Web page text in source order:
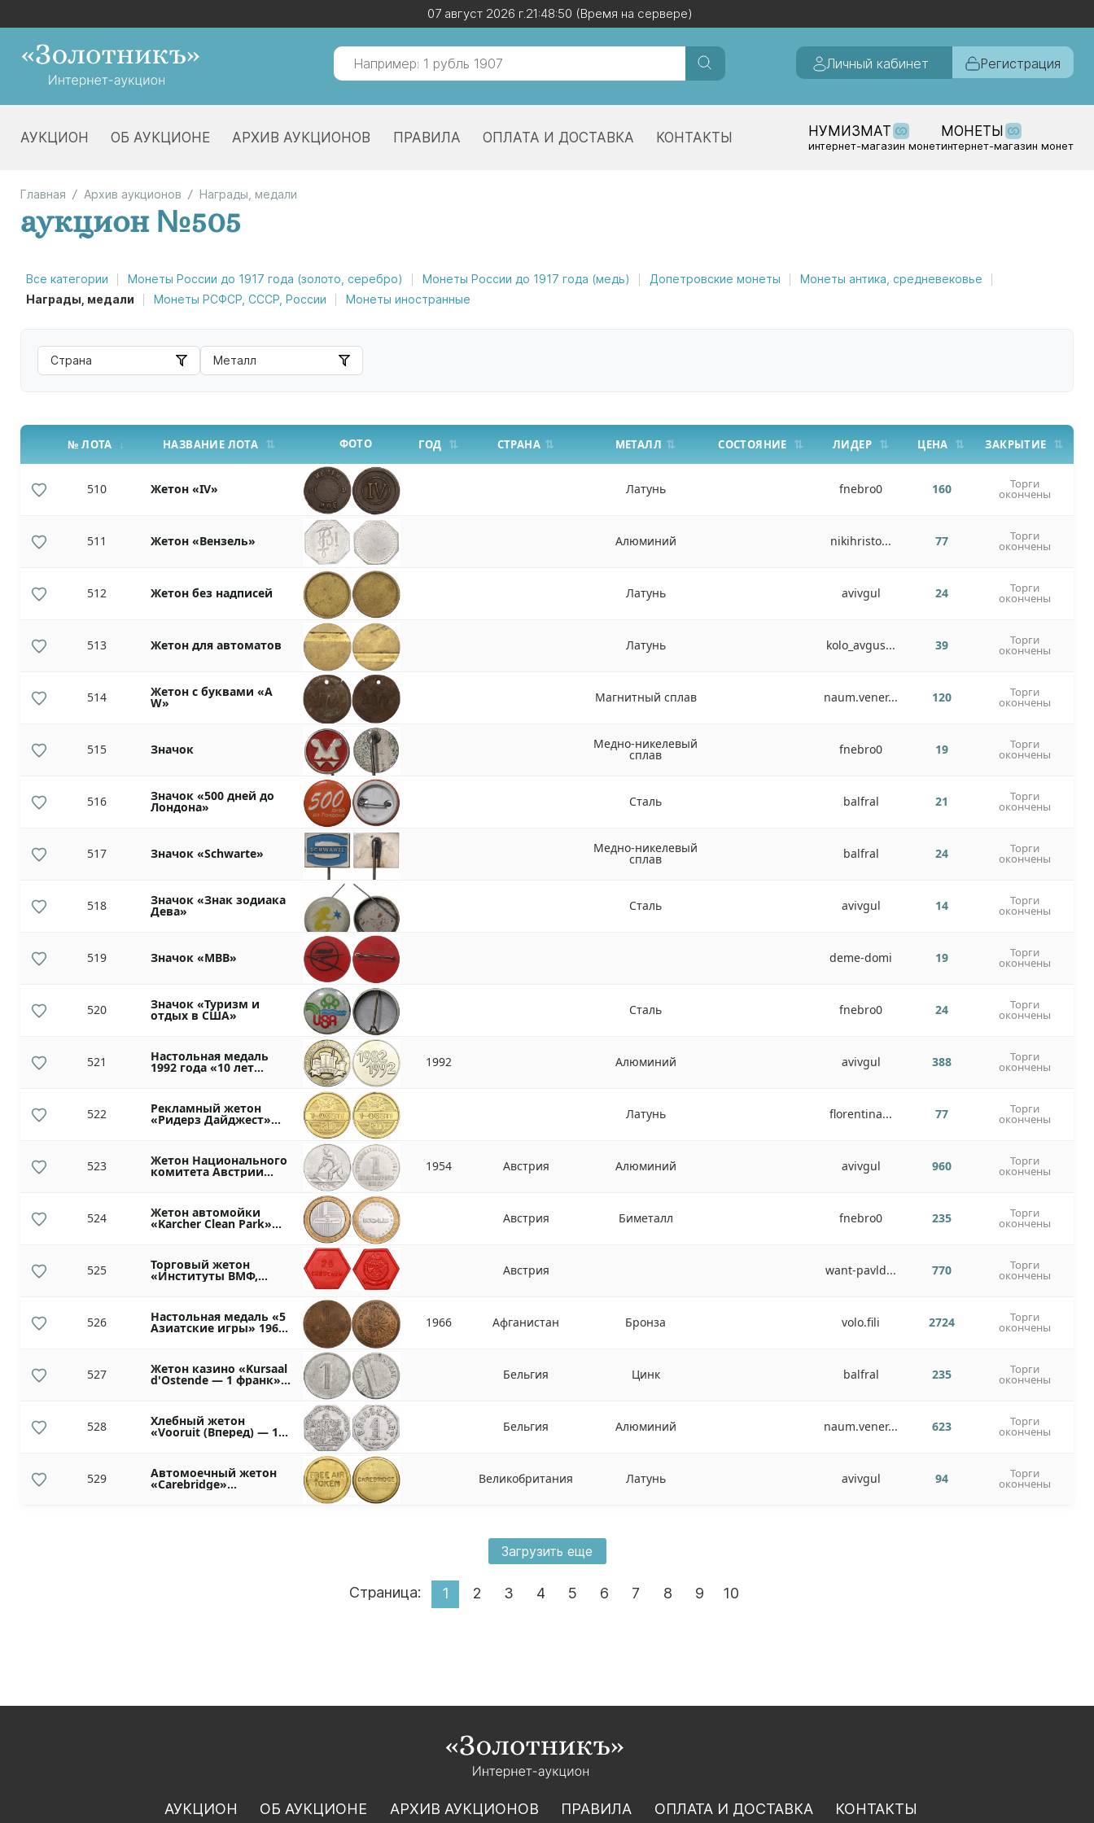
07 август 2026 г.21:48:50 (Время на сервере)
Личный кабинет Регистрация
АУКЦИОН ОБ АУКЦИОНЕ АРХИВ АУКЦИОНОВ ПРАВИЛА ОПЛАТА И ДОСТАВКА КОНТАКТЫ НУМИЗМАТ
интернет-магазин монет
МОНЕТЫ
интернет-магазин монет
07 август 2026 г.21:48:50 (Время на сервере)
Главная Архив аукционов Награды, медали
аукцион №505
Все категории Монеты России до 1917 года (золото, серебро) Монеты России до 1917 года (медь) Допетровские монеты
Монеты антика, средневековье
Награды, медали
Монеты РСФСР, СССР, России Монеты иностранные
Страна Металл
№ ЛОТА НАЗВАНИЕ ЛОТА ФОТО ГОД СТРАНА МЕТАЛЛ СОСТОЯНИЕ ЛИДЕР ЦЕНА ЗАКРЫТИЕ
510 Жетон «IV» Латунь fnebro0 160 Торги
окончены
511 Жетон «Вензель» Алюминий nikihristo... 77 Торги
окончены
512 Жетон без надписей Латунь avivgul 24 Торги
окончены
513 Жетон для автоматов Латунь kolo_avgus... 39 Торги
окончены
514 Жетон с буквами «A
W» Магнитный сплав naum.vener... 120 Торги
окончены
515 Значок Медно-никелевый
сплав fnebro0 19 Торги
окончены
516 Значок «500 дней до
Лондона» Сталь balfral 21 Торги
окончены
517 Значок «Schwarte» Медно-никелевый
сплав balfral 24 Торги
окончены
518 Значок «Знак зодиака
Дева» Сталь avivgul 14 Торги
окончены
519 Значок «МВВ» deme-domi 19 Торги
окончены
520 Значок «Туризм и
отдых в США» Сталь fnebro0 24 Торги
окончены
521 Настольная медаль
1992 года «10 лет
Южно-Украинской
1992 Алюминий avivgul 388 Торги
окончены
522 Рекламный жетон
«Ридерз Дайджест»
Франция
Латунь florentina... 77 Торги
окончены
523 Жетон Национального
комитета Австрии
1 шиллинг
1954 Австрия Алюминий avivgul 960 Торги
окончены
524 Жетон автомойки
«Karcher Clean Park» Австрия Биметалл fnebro0 235 Торги
окончены
525 Торговый жетон
«Институты ВМФ,
Армии и ВВС (NAAFI) —
Австрия want-pavld... 770 Торги
окончены
526 Настольная медаль «5
Азиатские игры» 1966
года Национальная
Федерация
Афганистана
1966 Афганистан Бронза volo.fili 2724 Торги
окончены
527 Жетон казино «Kursaal
d'Ostende — 1 франк» Бельгия Цинк balfral 235 Торги
окончены
528 Хлебный жетон
«Vooruit (Вперед) — 1
брудкарт» Бельгия
Бельгия Алюминий naum.vener... 623 Торги
окончены
529 Автомоечный жетон
«Carebridge»
Великобритания
Великобритания Латунь avivgul 94 Торги
окончены
Загрузить еще
Страница: 1 2 3 4 5 6 7 8 9 10
АУКЦИОН ОБ АУКЦИОНЕ АРХИВ АУКЦИОНОВ ПРАВИЛА ОПЛАТА И ДОСТАВКА КОНТАКТЫ